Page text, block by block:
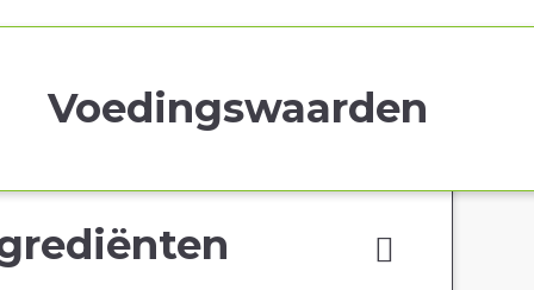
Voedingswaarden